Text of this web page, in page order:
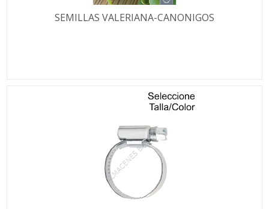
SEMILLAS VALERIANA-CANONIGOS